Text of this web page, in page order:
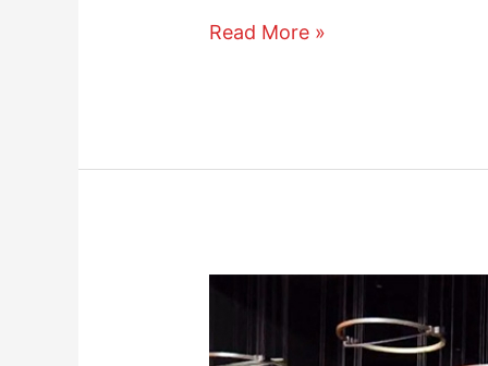
Read More »
Experience